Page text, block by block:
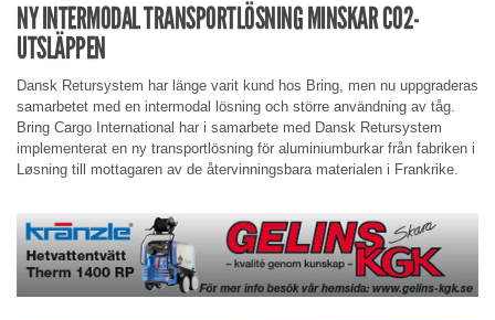
NY INTERMODAL TRANSPORTLÖSNING MINSKAR CO2-
UTSLÄPPEN
Dansk Retursystem har länge varit kund hos Bring, men nu uppgraderas
samarbetet med en intermodal lösning och större användning av tåg.
Bring Cargo International har i samarbete med Dansk Retursystem
implementerat en ny transportlösning för aluminiumburkar från fabriken i
Løsning till mottagaren av de återvinningsbara materialen i Frankrike.